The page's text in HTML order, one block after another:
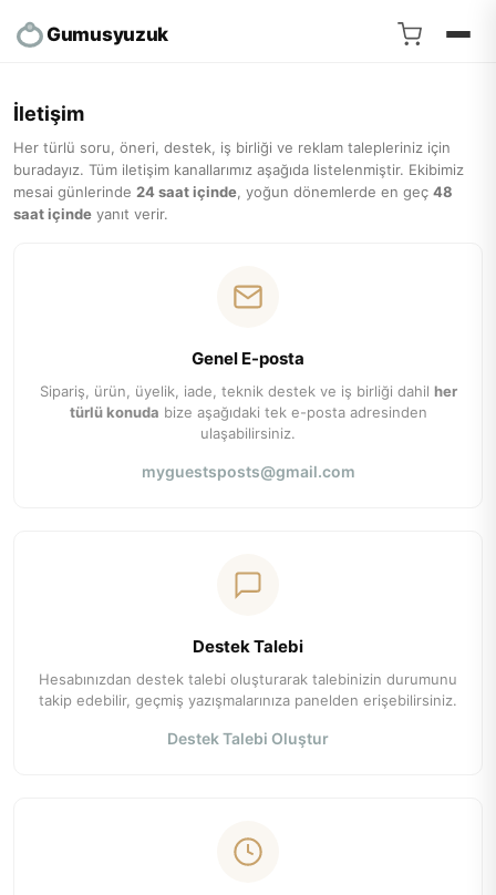
Gumusyuzuk
İletişim
Her türlü soru, öneri, destek, iş birliği ve reklam talepleriniz için
buradayız. Tüm iletişim kanallarımız aşağıda listelenmiştir. Ekibimiz
mesai günlerinde 24 saat içinde , yoğun dönemlerde en geç 48
saat içinde yanıt verir.
Genel E-posta
Sipariş, ürün, üyelik, iade, teknik destek ve iş birliği dahil her
türlü konuda bize aşağıdaki tek e-posta adresinden
ulaşabilirsiniz.
myguestsposts@gmail.com
Destek Talebi
Hesabınızdan destek talebi oluşturarak talebinizin durumunu
takip edebilir, geçmiş yazışmalarınıza panelden erişebilirsiniz.
Destek Talebi Oluştur